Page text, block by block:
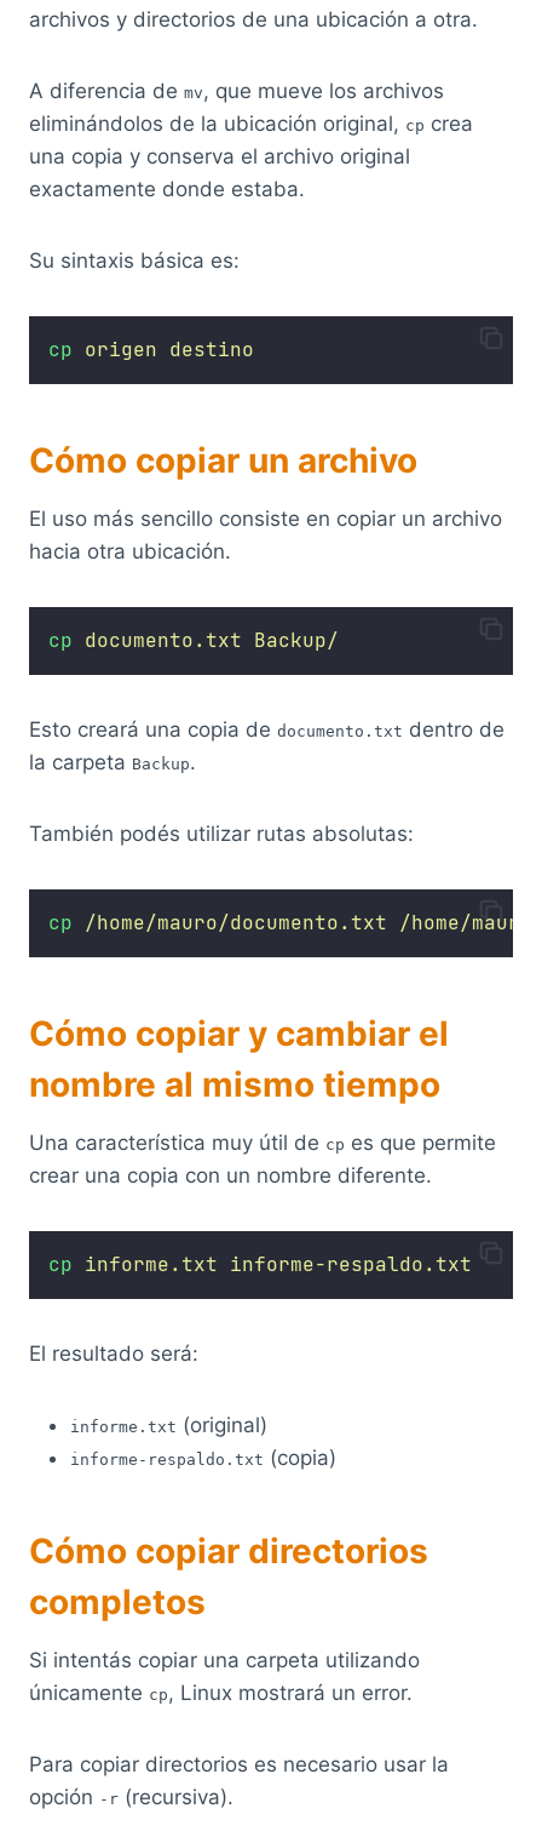
archivos y directorios de una ubicación a otra.
A diferencia de mv , que mueve los archivos
eliminándolos de la ubicación original, cp crea
una copia y conserva el archivo original
exactamente donde estaba.
Su sintaxis básica es:
cp origen destino
Cómo copiar un archivo
El uso más sencillo consiste en copiar un archivo
hacia otra ubicación.
cp documento.txt Backup/
Esto creará una copia de documento.txt dentro de
la carpeta Backup.
También podés utilizar rutas absolutas:
cp /home/mauro/documento.txt /home/
Cómo copiar y cambiar el
nombre al mismo tiempo
Una característica muy útil de cp es que permite
crear una copia con un nombre diferente.
cp informe.txt informe-respaldo.txt
El resultado será:
informe.txt (original)
informe-respaldo.txt (copia)
Cómo copiar directorios
completos
Si intentás copiar una carpeta utilizando
únicamente cp , Linux mostrará un error.
Para copiar directorios es necesario usar la
opción -r (recursiva).